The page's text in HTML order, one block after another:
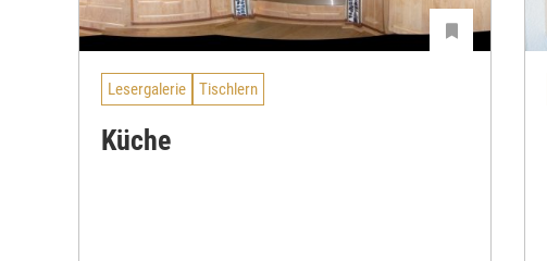
Lesergalerie Tischlern
Küche